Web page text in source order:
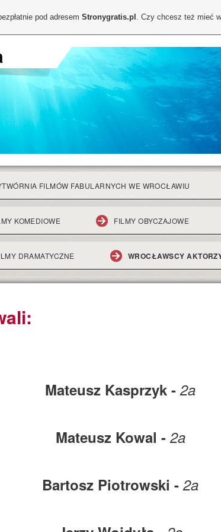
FILMÓW FABULARNYCH WE WROCŁAWIU
KOMEDIOWE FILMY OBYCZAJOWE
DRAMATYCZNE WROCŁAWSCY
Mateusz Kasprzyk -2a
Mateusz Kowal -2a
Bartosz Piotrowski -2a
pod adresem Stronygratis.pl . Czy chcesz też mieć